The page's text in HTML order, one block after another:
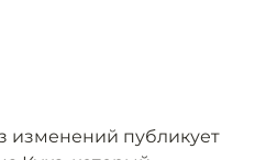
изменений публикует